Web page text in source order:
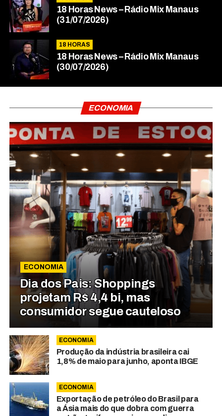
18 Horas News​​​​​​​​​​​​ – Rádio Mix Manaus
(31/07/2026)
18 HORAS
18 Horas News​​​​​​​​​​​​ – Rádio Mix Manaus
(30/07/2026)
ECONOMIA
ECONOMIA
Dia dos Pais: Shoppings
projetam R$ 4,4 bi, mas
consumidor segue cauteloso
ECONOMIA
Produção da indústria brasileira cai
1,8% de maio para junho, aponta IBGE
ECONOMIA
Exportação de petróleo do Brasil para
a Ásia mais do que dobra com guerra